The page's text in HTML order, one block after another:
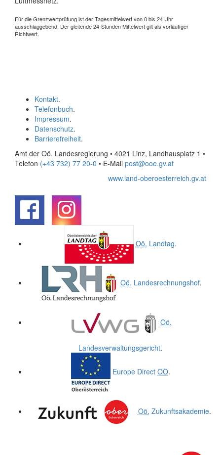
Für die Grenzwertprüfung ist der Tagesmittelwert von 0 bis 24 Uhr
ausschlaggebend. Der gleitende 24-Stunden Mittelwert gilt als vorläufiger
Richtwert.
Kontakt.
Telefonbuch.
Impressum.
Datenschutz.
Barrierefreiheit.
Amt der Oö. Landesregierung • 4021 Linz, Landhausplatz 1 •
Telefon (+43 732) 77 20-0 • E-Mail post@ooe.gv.at
www.land-oberoesterreich.gv.at
Oö. Landtag.
Oö. Landesrechnungshof.
Oö.
Landesverwaltungsgericht.
Europe Direct OÖ.
Oö. Zukunftsakademie.